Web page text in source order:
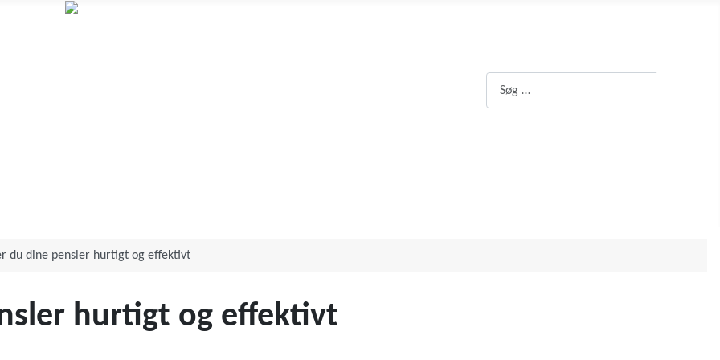
du dine pensler hurtigt og effektivt
hurtigt og effektivt